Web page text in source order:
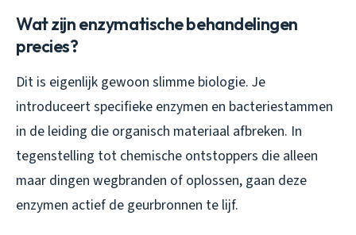
Wat zijn enzymatische behandelingen
precies?
Dit is eigenlijk gewoon slimme biologie. Je
introduceert specifieke enzymen en bacteriestammen
in de leiding die organisch materiaal afbreken. In
tegenstelling tot chemische ontstoppers die alleen
maar dingen wegbranden of oplossen, gaan deze
enzymen actief de geurbronnen te lijf.